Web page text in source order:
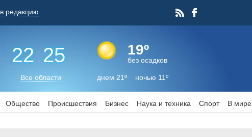
редакцию
22:25
Все области
19º
без осадков
днем 21º ночью 11º
Общество Происшествия Бизнес Наука и техника Спорт В мире